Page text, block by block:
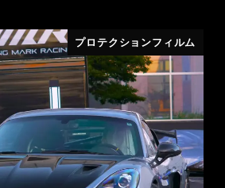
プロテクションフィルム